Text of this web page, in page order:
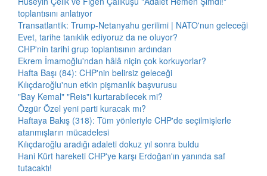
toplantısını anlatıyor
Transatlantik: Trump-Netanyahu gerilimi | NATO'nun geleceği
Evet, tarihe tanıklık ediyoruz da ne oluyor?
CHP'nin tarihi grup toplantısının ardından
Ekrem İmamoğlu'ndan hâlâ niçin çok korkuyorlar?
Hafta Başı (84): CHP'nin belirsiz geleceği
Kılıçdaroğlu'nun etkin pişmanlık başvurusu
"Bay Kemal" "Reis"i kurtarabilecek mi?
Özgür Özel yeni parti kuracak mı?
Haftaya Bakış (318): Tüm yönleriyle CHP'de seçilmişlerle
atanmışların mücadelesi
Kılıçdaroğlu aradığı adaleti dokuz yıl sonra buldu
Hani Kürt hareketi CHP'ye karşı Erdoğan'ın yanında saf
tutacaktı!